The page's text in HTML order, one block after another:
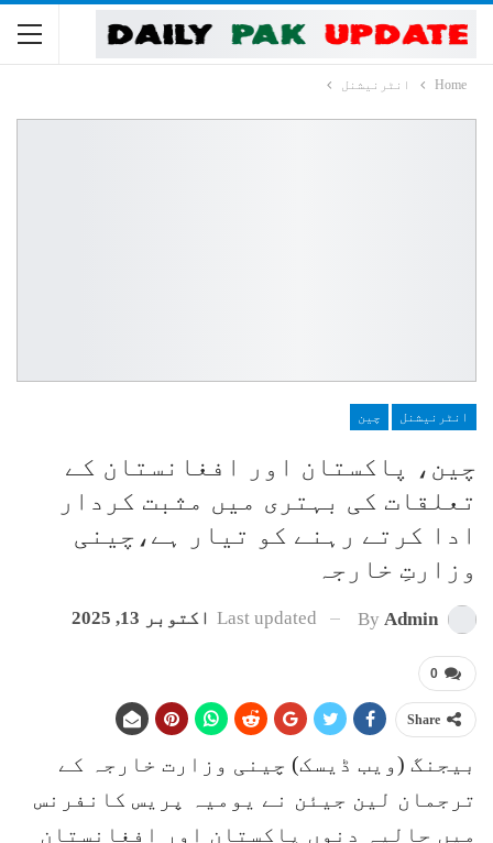
Home انٹرنیشنل
انٹرنیشنل چین
چین، پاکستان اور افغانستان کے
تعلقات کی بہتری میں مثبت کردار
ادا کرتے رہنے کو تیار ہے،چینی
وزارتِ خارجہ
By Admin
Last updated اکتوبر 13, 2025
0
Share
بیجنگ (ویب ڈیسک) چینی وزارت خارجہ کے
ترجمان لین جیئن نے یومیہ پریس کانفرنس
میں حالیہ دنوں پاکستان اور افغانستان